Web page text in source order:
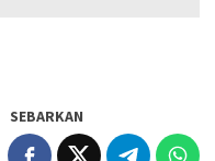
SEBARKAN